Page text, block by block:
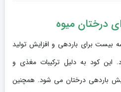
درختان میوه
بیست برای باردهی و افزایش تولید
این کود به دلیل ترکیبات مغذی و
باردهی درختان می شود. همچنین